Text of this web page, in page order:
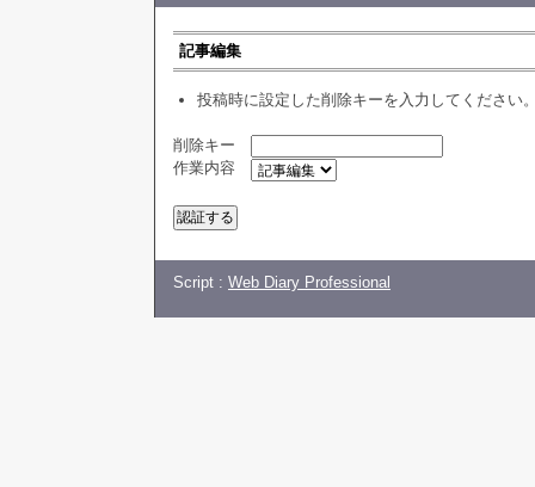
記事編集
投稿時に設定した削除キーを入力してください
削除キー
作業内容
Script : Web Diary Professional